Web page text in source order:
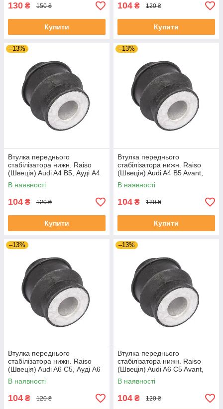
130 ₴ 150 ₴
Купити
104 ₴ 120 ₴
Купити
–13%
Втулка переднього
стабілізатора нижн. Raiso
(Швеція) Audi A4 B5, Ауді А4
Б5 94- #RL-8D0317C
UAIZMNQ4
В наявності
104 ₴ 120 ₴
Купити
–13%
Втулка переднього
стабілізатора нижн. Raiso
(Швеція) Audi A4 B5 Avant,
Ауді А4 Б5 94- #RL-8D0317C
UAIHNBK4
В наявності
104 ₴ 120 ₴
Купити
–13%
Втулка переднього
стабілізатора нижн. Raiso
(Швеція) Audi A6 C5, Ауді А6
Ц5 97- #RL-8D0317C
UANWQEO4
В наявності
104 ₴ 120 ₴
–13%
Втулка переднього
стабілізатора нижн. Raiso
(Швеція) Audi A6 C5 Avant,
Ауді А6 Ц5 97- #RL-8D0317C
UANWQEO4
В наявності
104 ₴ 120 ₴